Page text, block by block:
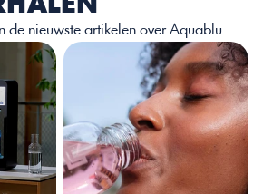
de nieuwste artikelen over Aquablu